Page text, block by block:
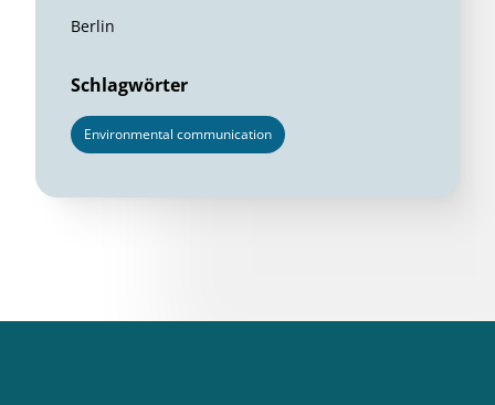
Berlin
Schlagwörter
Environmental communication